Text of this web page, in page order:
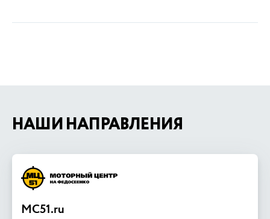
НАШИ НАПРАВЛЕНИЯ
MC51.ru